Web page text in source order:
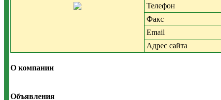
Телефон
Факс
Email
Адрес сайта
О компании
Объявления